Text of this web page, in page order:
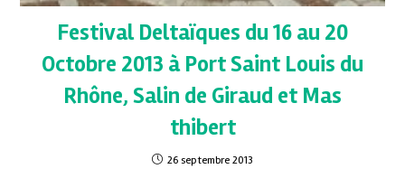
Festival Deltaïques du 16 au 20
Octobre 2013 à Port Saint Louis du
Rhône, Salin de Giraud et Mas
thibert
26 septembre 2013